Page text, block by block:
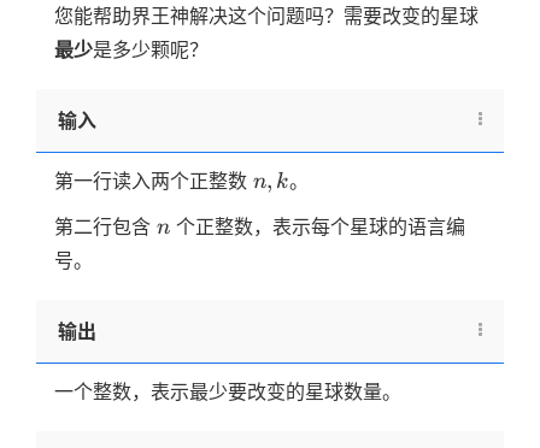
您能帮助界王神解决这个问题吗？需要改变的星球
最少是多少颗呢？
输入
第一行读入两个正整数 n,k
n, k。
第二行包含 n
n 个正整数，表示每个星球的语言编
号。
输出
一个整数，表示最少要改变的星球数量。